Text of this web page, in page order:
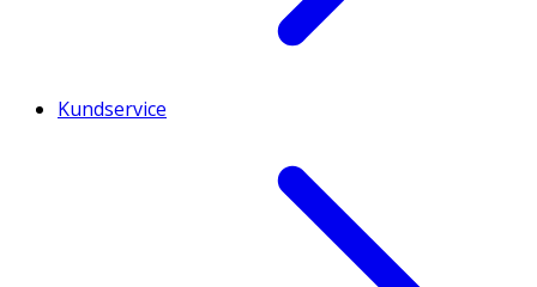
Kundservice